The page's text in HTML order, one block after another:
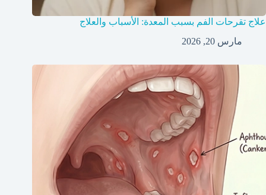
علاج تقرحات الفم بسبب المعدة: الأسباب والعلاج
مارس 20, 2026